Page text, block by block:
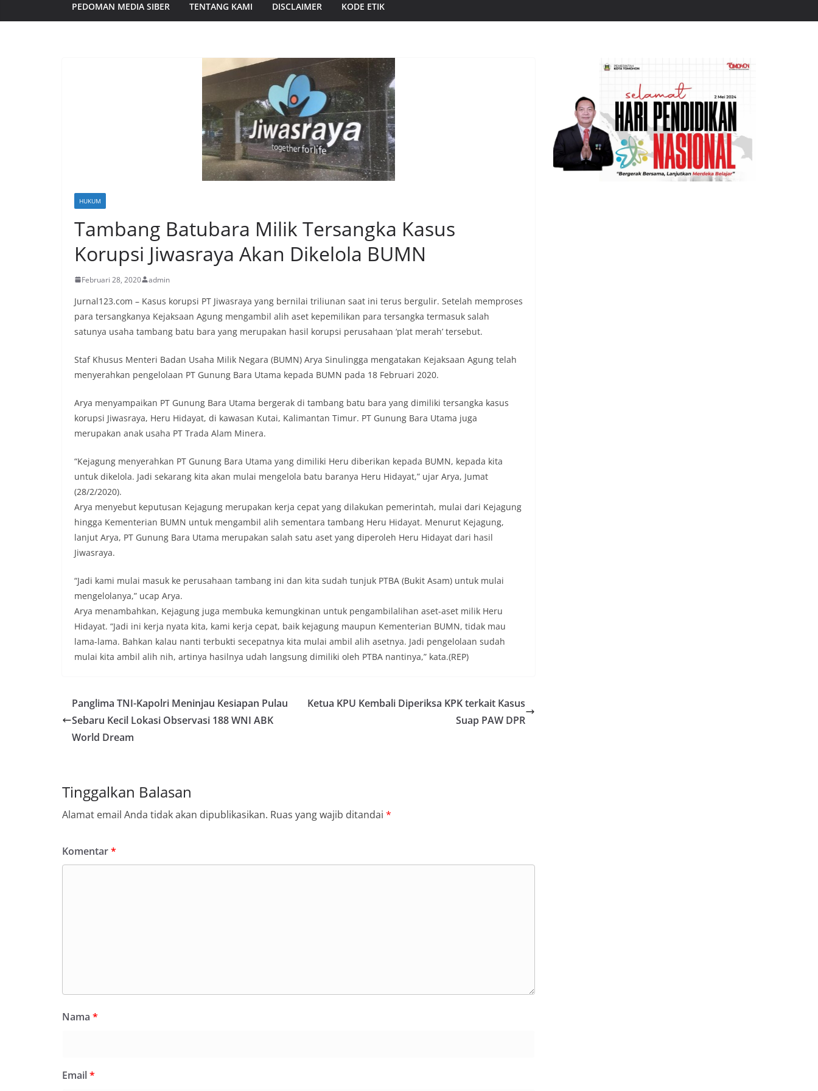
PEDOMAN MEDIA SIBER TENTANG KAMI DISCLAIMER KODE ETIK
HUKUM
Tambang Batubara Milik Tersangka Kasus
Korupsi Jiwasraya Akan Dikelola BUMN
Februari 28, 2020 admin
Jurnal123.com – Kasus korupsi PT Jiwasraya yang bernilai triliunan saat ini terus bergulir. Setelah memproses
para tersangkanya Kejaksaan Agung mengambil alih aset kepemilikan para tersangka termasuk salah
satunya usaha tambang batu bara yang merupakan hasil korupsi perusahaan ‘plat merah’ tersebut.
Staf Khusus Menteri Badan Usaha Milik Negara (BUMN) Arya Sinulingga mengatakan Kejaksaan Agung telah
menyerahkan pengelolaan PT Gunung Bara Utama kepada BUMN pada 18 Februari 2020.
Arya menyampaikan PT Gunung Bara Utama bergerak di tambang batu bara yang dimiliki tersangka kasus
korupsi Jiwasraya, Heru Hidayat, di kawasan Kutai, Kalimantan Timur. PT Gunung Bara Utama juga
merupakan anak usaha PT Trada Alam Minera.
“Kejagung menyerahkan PT Gunung Bara Utama yang dimiliki Heru diberikan kepada BUMN, kepada kita
untuk dikelola. Jadi sekarang kita akan mulai mengelola batu baranya Heru Hidayat,” ujar Arya, Jumat
(28/2/2020).
Arya menyebut keputusan Kejagung merupakan kerja cepat yang dilakukan pemerintah, mulai dari Kejagung
hingga Kementerian BUMN untuk mengambil alih sementara tambang Heru Hidayat. Menurut Kejagung,
lanjut Arya, PT Gunung Bara Utama merupakan salah satu aset yang diperoleh Heru Hidayat dari hasil
Jiwasraya.
“Jadi kami mulai masuk ke perusahaan tambang ini dan kita sudah tunjuk PTBA (Bukit Asam) untuk mulai
mengelolanya,” ucap Arya.
Arya menambahkan, Kejagung juga membuka kemungkinan untuk pengambilalihan aset-aset milik Heru
Hidayat. “Jadi ini kerja nyata kita, kami kerja cepat, baik kejagung maupun Kementerian BUMN, tidak mau
lama-lama. Bahkan kalau nanti terbukti secepatnya kita mulai ambil alih asetnya. Jadi pengelolaan sudah
mulai kita ambil alih nih, artinya hasilnya udah langsung dimiliki oleh PTBA nantinya,” kata.(REP)
Panglima TNI-Kapolri Meninjau Kesiapan Pulau
Sebaru Kecil Lokasi Observasi 188 WNI ABK
World Dream
Ketua KPU Kembali Diperiksa KPK terkait Kasus
Suap PAW DPR
Tinggalkan Balasan
Alamat email Anda tidak akan dipublikasikan. Ruas yang wajib ditandai *
Komentar*
Nama *
Email*